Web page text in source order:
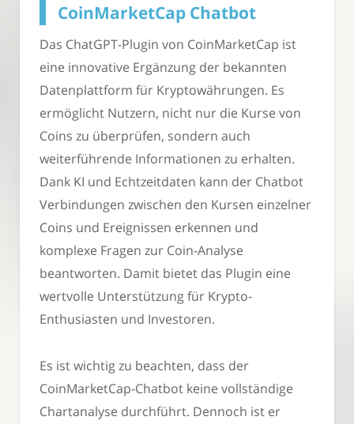
CoinMarketCap Chatbot
Das ChatGPT-Plugin von CoinMarketCap ist
eine innovative Ergänzung der bekannten
Datenplattform für Kryptowährungen. Es
ermöglicht Nutzern, nicht nur die Kurse von
Coins zu überprüfen, sondern auch
weiterführende Informationen zu erhalten.
Dank KI und Echtzeitdaten kann der Chatbot
Verbindungen zwischen den Kursen einzelner
Coins und Ereignissen erkennen und
komplexe Fragen zur Coin-Analyse
beantworten. Damit bietet das Plugin eine
wertvolle Unterstützung für Krypto-
Enthusiasten und Investoren.
Es ist wichtig zu beachten, dass der
CoinMarketCap-Chatbot keine vollständige
Chartanalyse durchführt. Dennoch ist er